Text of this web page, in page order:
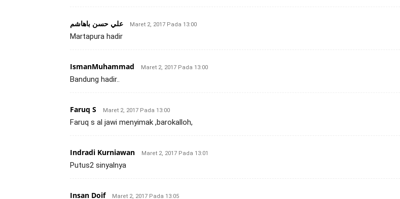
علي حسن باهاشم Maret 2, 2017 Pada 13:00
Martapura hadir
IsmanMuhammad Maret 2, 2017 Pada 13:00
Bandung hadir..
Faruq S Maret 2, 2017 Pada 13:00
Faruq s al jawi menyimak ,barokalloh,
Indradi Kurniawan Maret 2, 2017 Pada 13:01
Putus2 sinyalnya
Insan Doif Maret 2, 2017 Pada 13:05